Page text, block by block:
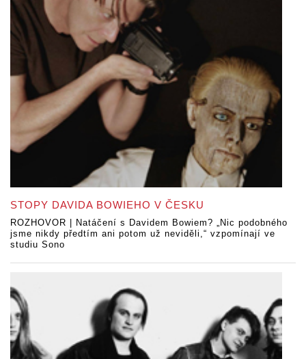
STOPY DAVIDA BOWIEHO V ČESKU
ROZHOVOR | Natáčení s Davidem Bowiem? „Nic podobného
jsme nikdy předtím ani potom už neviděli,“ vzpomínají ve
studiu Sono